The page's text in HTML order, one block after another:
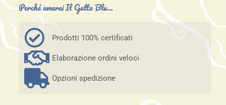
Perché amerai Il Gatto Blu...
Prodotti 100% certificati
Elaborazione ordini veloci
Opzioni spedizione